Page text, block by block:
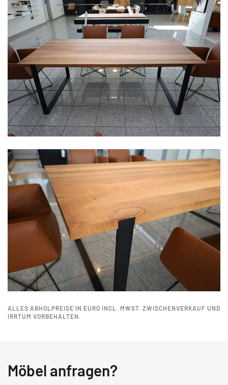
ALLES ABHOLPREISE IN EURO INCL. MWST. ZWISCHENVERKAUF UND
IRRTUM VORBEHALTEN.
Möbel anfragen?